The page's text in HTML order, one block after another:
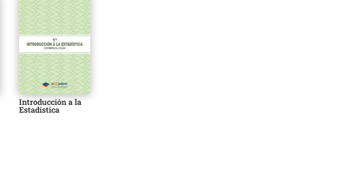
Introducción a la
Estadística